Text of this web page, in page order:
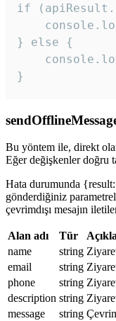
if
} else {
}
Bu yöntem ile, direkt
Eğer değişkenler doğru
Hata durumunda
gönderdiğiniz
çevrimdışı mesajın
Alan adı Tür
name
string
email
string
phone
string
description string
message
string